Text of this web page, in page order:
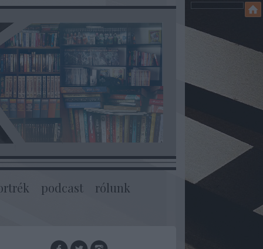
podcast rólunk